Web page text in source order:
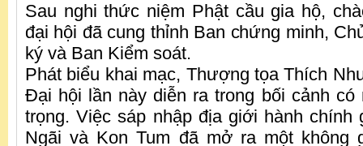
Sau nghi thức niệm Phật cầu gia hộ,
đại hội đã cung thỉnh Ban chứng minh,
ký và Ban Kiểm soát.
Phát biểu khai mạc, Thượng tọa Thích
Đại hội lần này diễn ra trong bối cảnh có
trọng. Việc sáp nhập địa giới hành chính
Ngãi và Kon Tum đã mở ra một không